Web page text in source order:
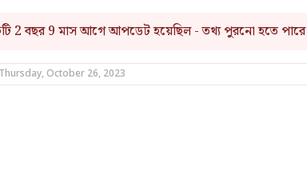
2 বছর 9 মাস আগে আপডেট হয়েছিল - তথ্য পুরনো হতে
October 26, 2023